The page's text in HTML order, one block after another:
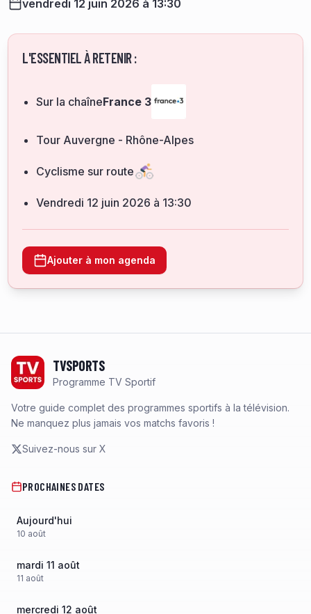
vendredi 12 juin 2026 à 13:30
L'ESSENTIEL À RETENIR :
Sur la chaîneFrance 3
Tour Auvergne - Rhône-Alpes
Cyclisme sur route
vendredi 12 juin 2026 à 13:30
Ajouter à mon agenda
TVSPORTS
Programme TV Sportif
Votre guide complet des programmes sportifs à la télévision.
Ne manquez plus jamais vos matchs favoris !
Suivez-nous sur X
PROCHAINES DATES
Aujourd'hui
10 août
mardi 11 août
11 août
mercredi 12 août